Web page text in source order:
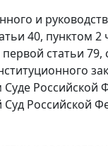
и
40, пунктом 2
статьи 79,
Российской
Российской